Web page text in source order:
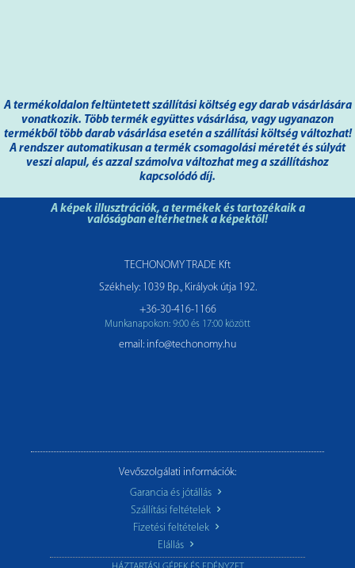
A termékoldalon feltüntetett szállítási költség egy darab vásárlására
vonatkozik. Több termék együttes vásárlása, vagy ugyanazon
termékből több darab vásárlása esetén a szállítási költség változhat!
A rendszer automatikusan a termék csomagolási méretét és súlyát
veszi alapul, és azzal számolva változhat meg a szállításhoz
kapcsolódó díj.
A képek illusztrációk, a termékek és tartozékaik a
valóságban eltérhetnek a képektől!
TECHONOMY TRADE Kft
Székhely: 1039 Bp., Királyok útja 192.
+36-30-416-1166
Munkanapokon: 9:00 és 17:00 között
email: info@techonomy.hu
Vevőszolgálati információk:
Garancia és jótállás
Szállítási feltételek
Fizetési feltételek
Elállás